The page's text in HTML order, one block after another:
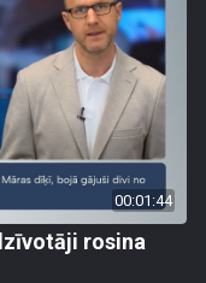
00:01:44
rosina